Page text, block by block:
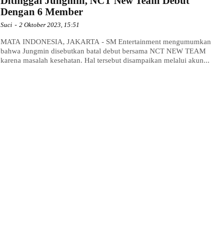
Dengan 6 Member
Suci - 2 Oktober 2023, 15:51
MATA INDONESIA, JAKARTA - SM Entertainment mengumumkan
bahwa Jungmin disebutkan batal debut bersama NCT NEW TEAM
karena masalah kesehatan. Hal tersebut disampaikan melalui akun...